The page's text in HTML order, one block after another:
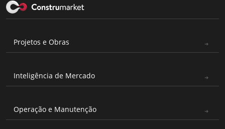
Projetos e Obras
Inteligência de Mercado
Operação e Manutenção